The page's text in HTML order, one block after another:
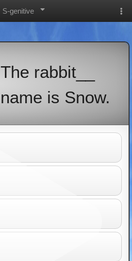
S-genitive
The rabbit__
name is Snow.